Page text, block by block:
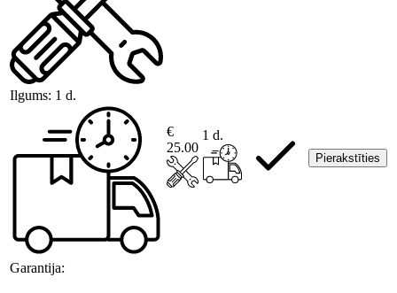
Ilgums: 1 d.
Garantija:
€
25.00
1 d.
Pierakstīties